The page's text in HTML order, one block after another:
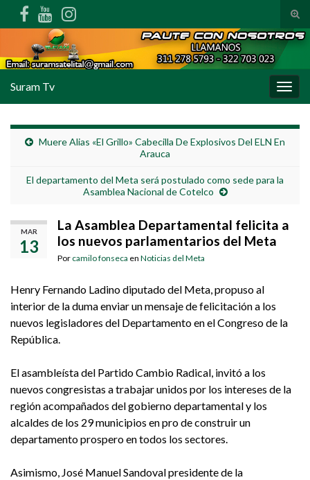
Suram Tv
Muere Alias «El Grillo» Cabecilla De Explosivos Del ELN En
Arauca
El departamento del Meta será postulado como sede para la
Asamblea Nacional de Cotelco
MAR
13
La Asamblea Departamental felicita a
los nuevos parlamentarios del Meta
Por camilo fonseca en Noticias del Meta
Henry Fernando Ladino diputado del Meta, propuso al
interior de la duma enviar un mensaje de felicitación a los
nuevos legisladores del Departamento en el Congreso de la
República.
El asambleísta del Partido Cambio Radical, invitó a los
nuevos congresistas a trabajar unidos por los intereses de la
región acompañados del gobierno departamental y los
alcaldes de los 29 municipios en pro de construir un
departamento prospero en todos los sectores.
Asimismo, José Manuel Sandoval presidente de la